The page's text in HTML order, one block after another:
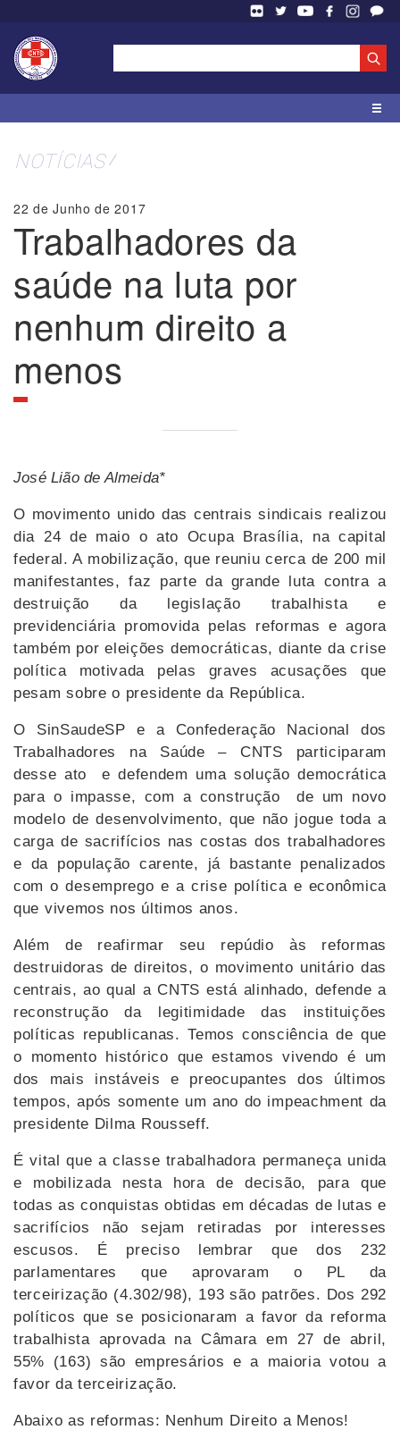
NOTÍCIAS
22 de Junho de 2017
Trabalhadores da
saúde na luta por
nenhum direito a
menos
José Lião de Almeida*
O movimento unido das centrais sindicais realizou
dia 24 de maio o ato Ocupa Brasília, na capital
federal. A mobilização, que reuniu cerca de 200 mil
manifestantes, faz parte da grande luta contra a
destruição da legislação trabalhista e
previdenciária promovida pelas reformas e agora
também por eleições democráticas, diante da crise
política motivada pelas graves acusações que
pesam sobre o presidente da República.
O SinSaudeSP e a Confederação Nacional dos
Trabalhadores na Saúde – CNTS participaram
desse ato e defendem uma solução democrática
para o impasse, com a construção de um novo
modelo de desenvolvimento, que não jogue toda a
carga de sacrifícios nas costas dos trabalhadores
e da população carente, já bastante penalizados
com o desemprego e a crise política e econômica
que vivemos nos últimos anos.
Além de reafirmar seu repúdio às reformas
destruidoras de direitos, o movimento unitário das
centrais, ao qual a CNTS está alinhado, defende a
reconstrução da legitimidade das instituições
políticas republicanas. Temos consciência de que
o momento histórico que estamos vivendo é um
dos mais instáveis e preocupantes dos últimos
tempos, após somente um ano do impeachment da
presidente Dilma Rousseff.
É vital que a classe trabalhadora permaneça unida
e mobilizada nesta hora de decisão, para que
todas as conquistas obtidas em décadas de lutas e
sacrifícios não sejam retiradas por interesses
escusos. É preciso lembrar que dos 232
parlamentares que aprovaram o PL da
terceirização (4.302/98), 193 são patrões. Dos 292
políticos que se posicionaram a favor da reforma
trabalhista aprovada na Câmara em 27 de abril,
55% (163) são empresários e a maioria votou a
favor da terceirização.
Abaixo as reformas: Nenhum Direito a Menos!